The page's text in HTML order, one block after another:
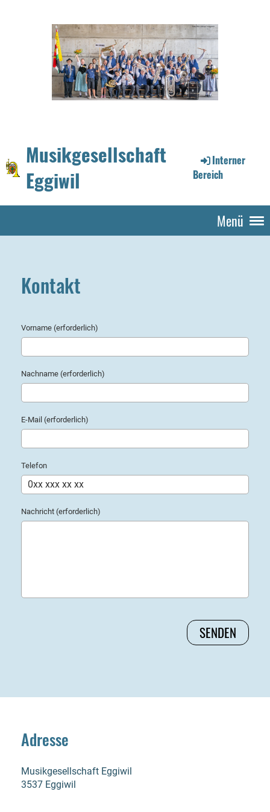
Musikgesellschaft
Eggiwil
Interner
Bereich
Menü
Kontakt
Vorname (erforderlich)
Nachname (erforderlich)
E-Mail (erforderlich)
Telefon
Nachricht (erforderlich)
Adresse
Musikgesellschaft Eggiwil
3537 Eggiwil